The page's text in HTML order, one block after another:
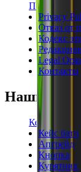
Privacy
Отказ от
Кодекс
Legal
Контакты
Наши
Кейсы
Кейс батл
Апгрейд
Кнопка
Курятник